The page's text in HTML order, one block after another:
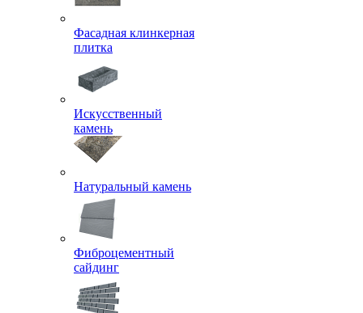
Фасадная клинкерная
плитка
Искусственный
камень
Натуральный камень
Фиброцементный
сайдинг